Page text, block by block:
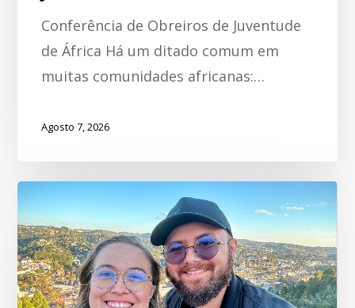
Conferência de Obreiros de Juventude
de África Há um ditado comum em
muitas comunidades africanas:…
Agosto 7, 2026